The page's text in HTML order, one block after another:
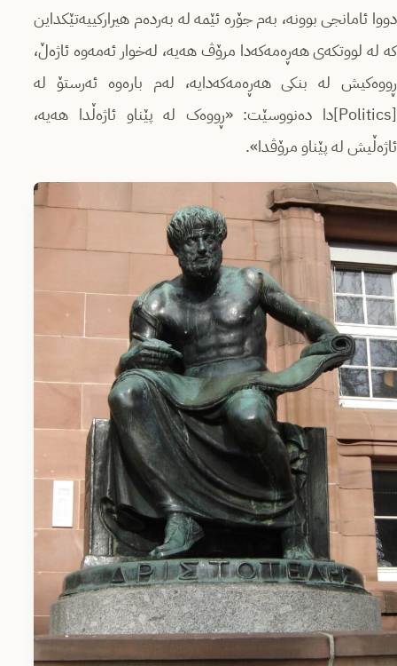
دووا ئامانجی بوونە، بەم جۆرە ئێمە لە بەردەم هیرارکییەتێکداین
کە لە لووتکەی هەڕەمەکەدا مرۆڤ هەیە، لەخوار ئەمەوە ئاژەڵ،
ڕووەکیش لە بنکی هەڕەمەکەدایە، لەم بارەوە ئەرستۆ لە
[Politics]دا دەنووسێت: «ڕووەک لە پێناو ئاژەڵدا هەیە،
ئاژەڵیش لە پێناو مرۆڤدا».